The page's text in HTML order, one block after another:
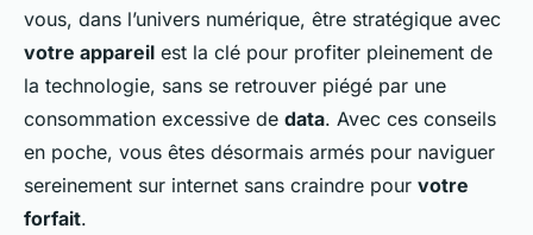
vous, dans l’univers numérique, être stratégique avec
votre appareil est la clé pour profiter pleinement de
la technologie, sans se retrouver piégé par une
consommation excessive de data. Avec ces conseils
en poche, vous êtes désormais armés pour naviguer
sereinement sur internet sans craindre pour votre
forfait.